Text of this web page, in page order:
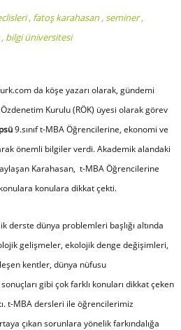
, fatoş karahasan,seminer,
bilgi üniversitesi
da köşe yazarı olarak, gündemi
Kurulu (RÖK) üyesi olarak görev
9.sınıf t-MBA Öğrencilerine, ekonomi ve
önemli bilgiler verdi. Akademik alandaki
Karahasan, t-MBA Öğrencilerine
konulara dikkat çekti.
derste dünya problemleri başlığı altında
gelişmeler, ekolojik denge değişimleri,
kentler, dünya nüfusu
gibi çok farklı konuları dikkat çeken
t-MBA dersleri ile öğrencilerimiz
çıkan sorunlara yönelik farkındalığa